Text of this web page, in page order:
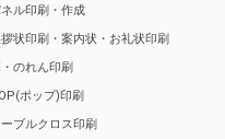
ル印刷・作成
状印刷・案内状・お礼状印刷
のれん印刷
ポップ)印刷
ブルクロス印刷